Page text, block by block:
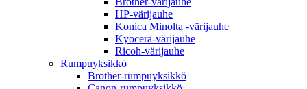
HP-värijauhe
Konica Minolta -värijauhe
Kyocera-värijauhe
Ricoh-värijauhe
Rumpuyksikkö
Brother-rumpuyksikkö